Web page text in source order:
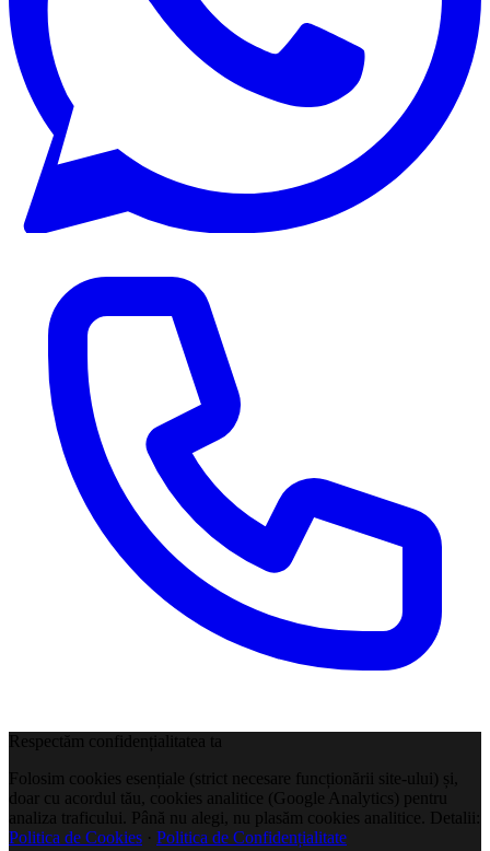
Respectăm confidențialitatea ta
Folosim cookies esențiale (strict necesare funcționării site-ului) și,
doar cu acordul tău, cookies analitice (Google Analytics) pentru
analiza traficului. Până nu alegi, nu plasăm cookies analitice. Detalii:
Politica de Cookies · Politica de Confidențialitate